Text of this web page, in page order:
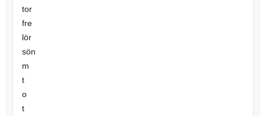
tor
fre
lör
sön
m
t
o
t